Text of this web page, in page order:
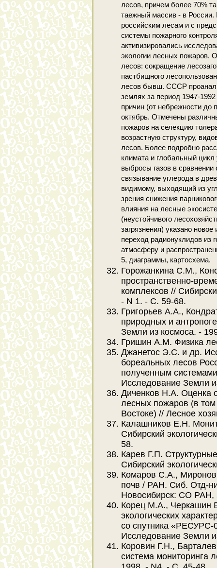
лесов, причем более 70%
таежный массив - в России.
российским лесам и с
системы пожарного
активизировались
экологии лесных пожаров.
лесов: сокращение
пастбищного
лесов бывш. СССР
землях за период 1947-1992
причин (от небрежности до
октябрь. Отмечены
пожаров на селекцию
возрастную структуру,
лесов. Более подробно
климата и глобальный цикл
выбросы газов в сравнении
связывание углерода в
видимому, выходящий из
зрения снижения
влияния на лесные
(неустойчивого
загрязнения) указано
переход радионуклидов из
атмосферу и
5, диаграммы, картосхема.
Горожанкина С.М.,
пространственно-
комплексов //
- N 1. - С. 59-68.
Григорьев А.А.,
природных и
Земли из космоса. -
Гришин А.М. Физика
Джанетос Э.С. и др.
бореальных лесов
полученным
Исследование Земли
Диченков Н.А. Оценка
лесных пожаров (в
Востоке) // Лесное
Калашников Е.Н.
Сибирский
58.
Карев Г.П.
Сибирский
Комаров С.А.,
почв / РАН. Сиб. Отд-
Новосибирск: СО РАН,
Корец М.А., Черкашин
экологических
со спутника «РЕСУРС-
Исследование Земли
Коровин Г.Н.,
система мониторинга